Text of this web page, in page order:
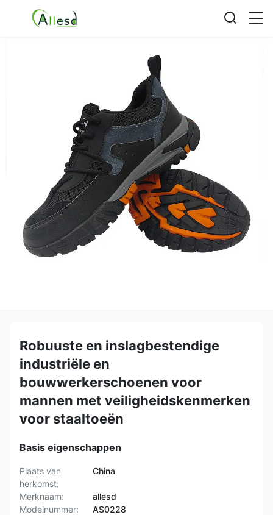
Robuuste en inslagbestendige
industriële en
bouwwerkerschoenen voor
mannen met veiligheidskenmerken
voor staaltoeën
Basis eigenschappen
Plaats van
herkomst:
China
Merknaam:
allesd
Modelnummer:
AS0228